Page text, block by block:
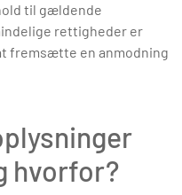
til gældende
rettigheder er
fremsætte en anmodning
hvorfor?